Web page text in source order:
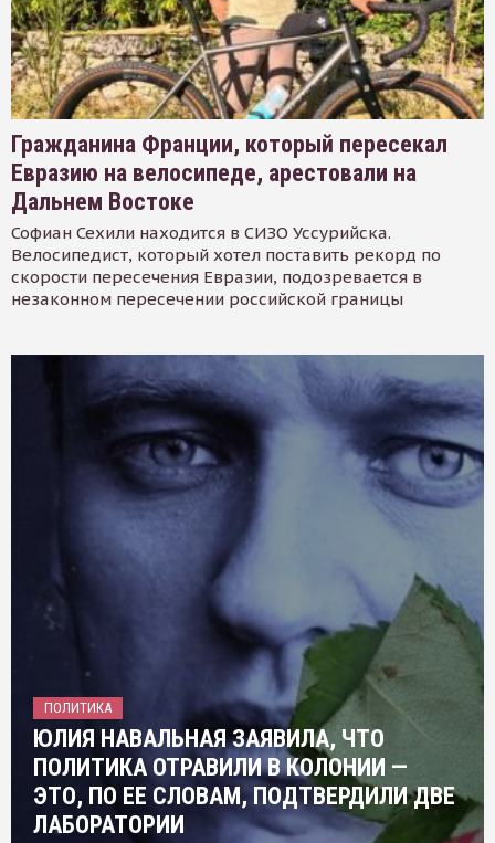
Гражданина Франции, который пересекал
Евразию на велосипеде, арестовали на
Дальнем Востоке
Софиан Сехили находится в СИЗО Уссурийска.
Велосипедист, который хотел поставить рекорд по
скорости пересечения Евразии, подозревается в
незаконном пересечении российской границы
ПОЛИТИКА
ЮЛИЯ НАВАЛЬНАЯ ЗАЯВИЛА, ЧТО
ПОЛИТИКА ОТРАВИЛИ В КОЛОНИИ —
ЭТО, ПО ЕЕ СЛОВАМ, ПОДТВЕРДИЛИ ДВЕ
ЛАБОРАТОРИИ